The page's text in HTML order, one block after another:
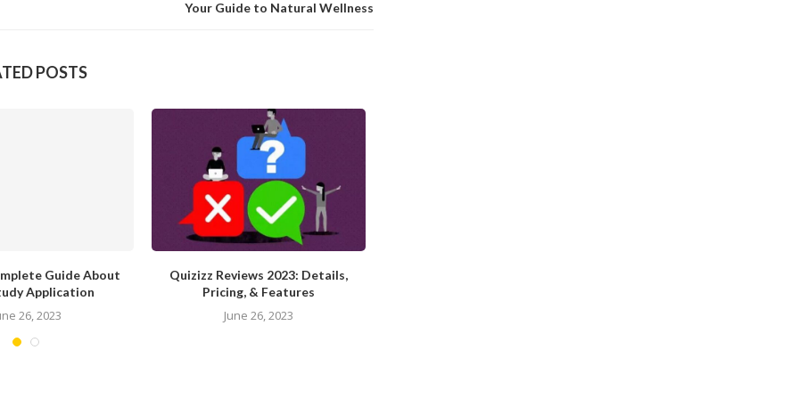
Your Guide to Natural Wellness
POSTS
Engaging
Conclusions
What Is Qiuzziz? – Content Rally
June 26, 2023